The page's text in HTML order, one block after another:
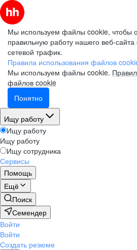
Мы используем файлы cookie, чтобы
правильную работу нашего веб-сайта
сетевой трафик.
Правила использования файлов
Мы используем файлы cookie.
файлов cookie
Понятно
Ищу работу
Ищу работу
Ищу работу
Ищу сотрудника
Сервисы
Помощь
Ещё
Поиск
Семендер
Войти
Войти
Создать резюме